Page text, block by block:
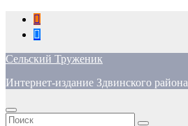
Перейти
содержимому
Сельский Труженик
Интернет-издание Здвинского района